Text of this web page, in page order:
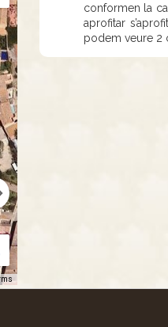
conformen la
aprofitar
podem veure 2